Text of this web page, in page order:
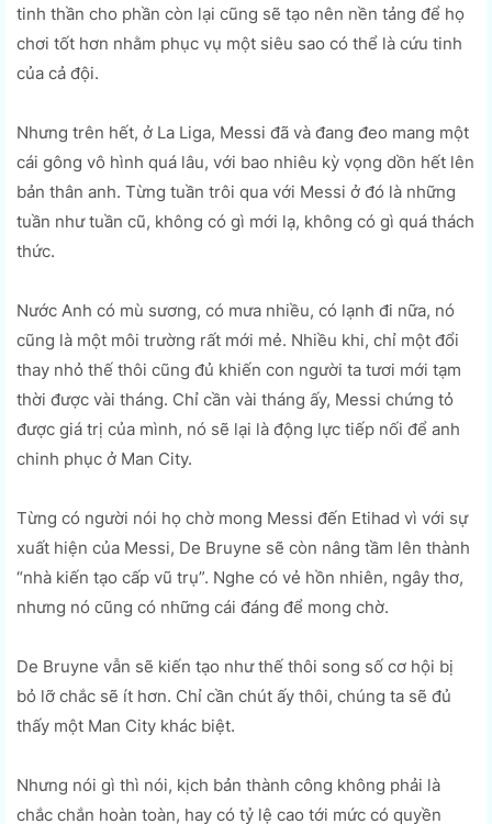
tinh thần cho phần còn lại cũng sẽ tạo nên nền tảng để họ
chơi tốt hơn nhằm phục vụ một siêu sao có thể là cứu tinh
của cả đội.
Nhưng trên hết, ở La Liga, Messi đã và đang đeo mang một
cái gông vô hình quá lâu, với bao nhiêu kỳ vọng dồn hết lên
bản thân anh. Từng tuần trôi qua với Messi ở đó là những
tuần như tuần cũ, không có gì mới lạ, không có gì quá thách
thức.
Nước Anh có mù sương, có mưa nhiều, có lạnh đi nữa, nó
cũng là một môi trường rất mới mẻ. Nhiều khi, chỉ một đổi
thay nhỏ thế thôi cũng đủ khiến con người ta tươi mới tạm
thời được vài tháng. Chỉ cần vài tháng ấy, Messi chứng tỏ
được giá trị của mình, nó sẽ lại là động lực tiếp nối để anh
chinh phục ở Man City.
Từng có người nói họ chờ mong Messi đến Etihad vì với sự
xuất hiện của Messi, De Bruyne sẽ còn nâng tầm lên thành
“nhà kiến tạo cấp vũ trụ”. Nghe có vẻ hồn nhiên, ngây thơ,
nhưng nó cũng có những cái đáng để mong chờ.
De Bruyne vẫn sẽ kiến tạo như thế thôi song số cơ hội bị
bỏ lỡ chắc sẽ ít hơn. Chỉ cần chút ấy thôi, chúng ta sẽ đủ
thấy một Man City khác biệt.
Nhưng nói gì thì nói, kịch bản thành công không phải là
chắc chắn hoàn toàn, hay có tỷ lệ cao tới mức có quyền